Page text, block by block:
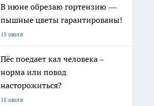
В июне обрезаю гортензию —
пышные цветы гарантированы!
15 июля
Пёс поедает кал человека –
норма или повод
насторожиться?
15 июля